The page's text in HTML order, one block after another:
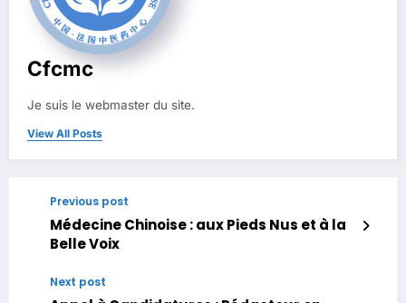
Cfcmc
Je suis le webmaster du site.
View All Posts
Previous post
Médecine Chinoise : aux Pieds Nus et à la
Belle Voix
Next post